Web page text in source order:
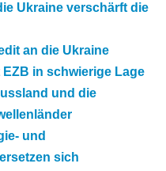
Ukraine verschärft die
an die Ukraine
in schwierige Lage
und die
und
sich